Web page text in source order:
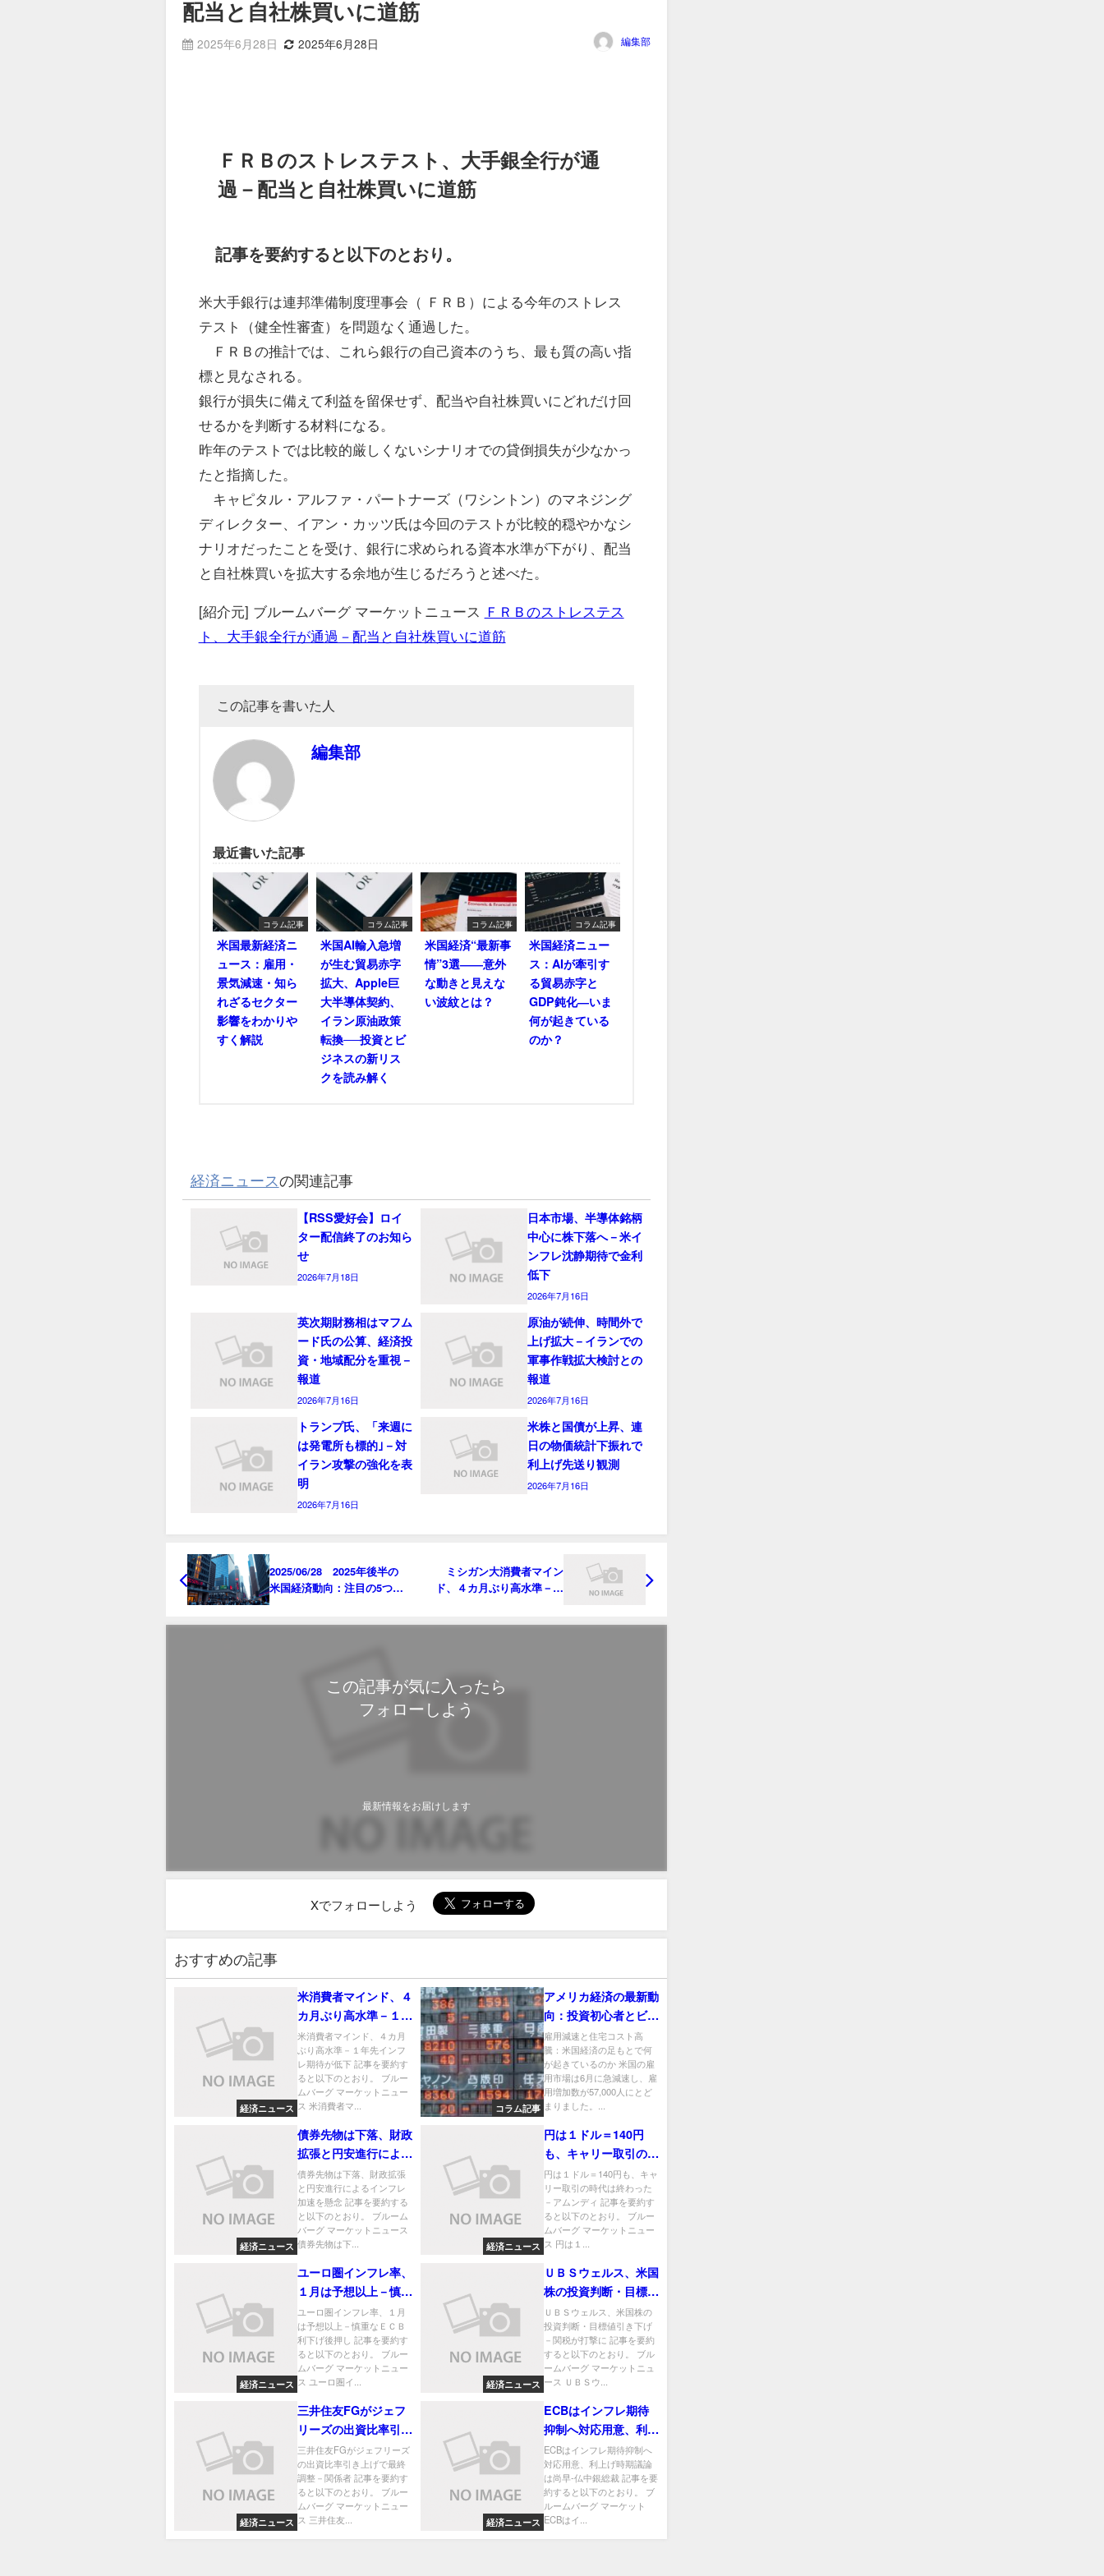
配当と自社株買いに道筋
2025年6月28日 2025年6月28日 編集部
ＦＲＢのストレステスト、大手銀全行が通
過－配当と自社株買いに道筋
記事を要約すると以下のとおり。
米大手銀行は連邦準備制度理事会（ ＦＲＢ）による今年のストレス
テスト（健全性審査）を問題なく通過した。
ＦＲＢの推計では、これら銀行の自己資本のうち、最も質の高い指
標と見なされる。
銀行が損失に備えて利益を留保せず、配当や自社株買いにどれだけ回
せるかを判断する材料になる。
昨年のテストでは比較的厳しくないシナリオでの貸倒損失が少なかっ
たと指摘した。
キャピタル・アルファ・パートナーズ（ワシントン）のマネジング
ディレクター、イアン・カッツ氏は今回のテストが比較的穏やかなシ
ナリオだったことを受け、銀行に求められる資本水準が下がり、配当
と自社株買いを拡大する余地が生じるだろうと述べた。
[紹介元] ブルームバーグ マーケットニュース ＦＲＢのストレステス
ト、大手銀全行が通過－配当と自社株買いに道筋
この記事を書いた人
編集部
最近書いた記事
コラム記事
米国最新経済ニ
ュース：雇用・
景気減速・知ら
れざるセクター
影響をわかりや
すく解説
コラム記事
米国AI輸入急増
が生む貿易赤字
拡大、Apple巨
大半導体契約、
イラン原油政策
転換──投資とビ
ジネスの新リス
クを読み解く
コラム記事
米国経済“最新事
情”3選――意外
な動きと見えな
い波紋とは？
コラム記事
米国経済ニュー
ス：AIが牽引す
る貿易赤字と
GDP鈍化―いま
何が起きている
のか？
経済ニュースの関連記事
【RSS愛好会】ロイ
ター配信終了のお知ら
せ
2026年7月18日
日本市場、半導体銘柄
中心に株下落へ－米イ
ンフレ沈静期待で金利
低下
2026年7月16日
英次期財務相はマフム
ード氏の公算、経済投
資・地域配分を重視－
報道
2026年7月16日
原油が続伸、時間外で
上げ拡大－イランでの
軍事作戦拡大検討との
報道
2026年7月16日
トランプ氏、「来週に
は発電所も標的｣－対
イラン攻撃の強化を表
明
2026年7月16日
米株と国債が上昇、連
日の物価統計下振れで
利上げ先送り観測
2026年7月16日
2025/06/28 2025年後半の
米国経済動向：注目の5つの
視点
ミシガン大消費者マイン
ド、４カ月ぶり高水準－イ
この記事が気に入ったら
フォローしよう
最新情報をお届けします
Xでフォローしよう
おすすめの記事
経済ニュース
米消費者マインド、４
カ月ぶり高水準－１年
先インフレ期待が低下
米消費者マインド、４カ月
ぶり高水準－１年先インフ
レ期待が低下 記事を要約す
ると以下のとおり。 ブルー
ムバーグ マーケットニュー
ス 米消費者マ...
コラム記事
アメリカ経済の最新動
向：投資初心者とビジ
ネスリーダーが知って
得する3つの話題
雇用減速と住宅コスト高
騰：米国経済の足もとで何
が起きているのか 米国の雇
用市場は6月に急減速し、雇
用増加数が57,000人にとど
まりました。...
経済ニュース
債券先物は下落、財政
拡張と円安進行による
インフレ加速を懸念
債券先物は下落、財政拡張
と円安進行によるインフレ
加速を懸念 記事を要約する
と以下のとおり。 ブルーム
バーグ マーケットニュース
債券先物は下...
経済ニュース
円は１ドル＝140円
も、キャリー取引の時
代は終わった－アムン
ディ
円は１ドル＝140円も、キャ
リー取引の時代は終わった
－アムンディ 記事を要約す
ると以下のとおり。 ブルー
ムバーグ マーケットニュー
ス 円は１...
経済ニュース
ユーロ圏インフレ率、
１月は予想以上－慎重
なＥＣＢ利下げ後押し
ユーロ圏インフレ率、１月
は予想以上－慎重なＥＣＢ
利下げ後押し 記事を要約す
ると以下のとおり。 ブルー
ムバーグ マーケットニュー
ス ユーロ圏イ...
経済ニュース
ＵＢＳウェルス、米国
株の投資判断・目標値
引き下げ－関税が打撃
に
ＵＢＳウェルス、米国株の
投資判断・目標値引き下げ
－関税が打撃に 記事を要約
すると以下のとおり。 ブル
ームバーグ マーケットニュ
ース ＵＢＳウ...
経済ニュース
三井住友FGがジェフ
リーズの出資比率引き
上げで最終調整－関係
者
三井住友FGがジェフリーズ
の出資比率引き上げで最終
調整－関係者 記事を要約す
ると以下のとおり。 ブルー
ムバーグ マーケットニュー
ス 三井住友...
経済ニュース
ECBはインフレ期待
抑制へ対応用意、利上
げ時期議論は尚早-仏
中銀総裁
ECBはインフレ期待抑制へ
対応用意、利上げ時期議論
は尚早-仏中銀総裁 記事を要
約すると以下のとおり。 ブ
ルームバーグ マーケット
ECBはイ...